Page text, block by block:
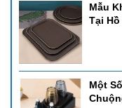
Mẫu
Tại
Một